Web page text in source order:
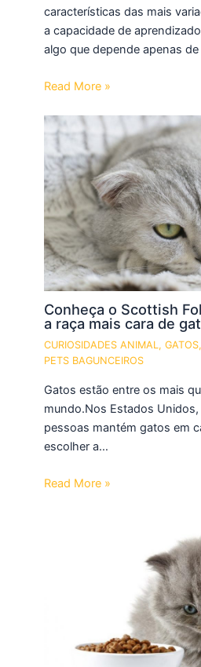
características das mais
a capacidade de
algo que depende apenas
Read More »
Conheça o Scottish
a raça mais cara de
CURIOSIDADES ANIMAL,GATOS,
PETS BAGUNCEIROS
Gatos estão entre os mais
mundo.Nos Estados
pessoas mantém gatos em
escolher a…
Read More »